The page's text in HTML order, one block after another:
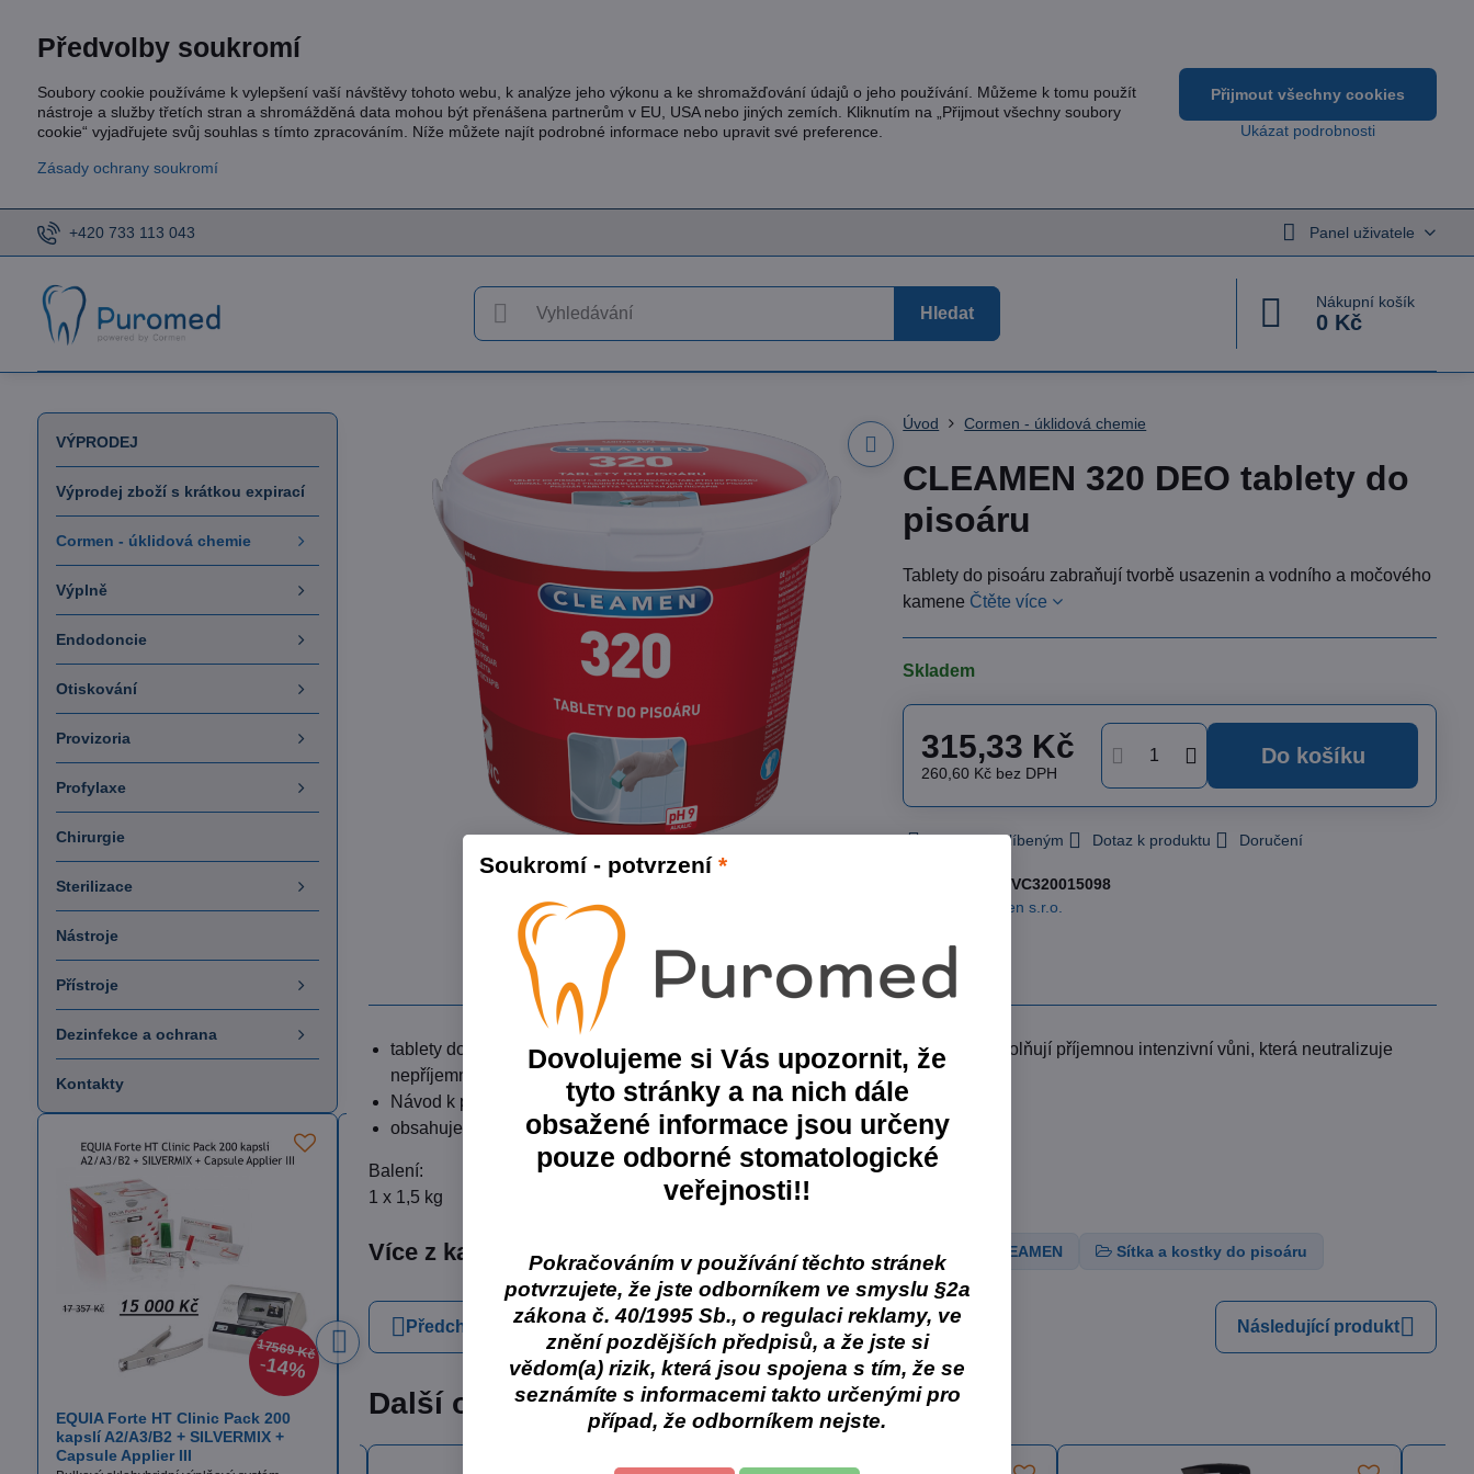
+420 733 113 043 Panel uživatele
Hledat
Nákupní košík
0 Kč
Úvod Cormen - úklidová chemie
CLEAMEN 320 DEO tablety do
pisoáru
Tablety do pisoáru zabraňují tvorbě usazenin a vodního a močového
kamene Čtěte více
Skladem
315,33 Kč
260,60 Kč bez DPH
Do košíku
Přidat k Oblíbeným Dotaz k produktu Doručení
Skladové číslo:VC320015098
Cormen s.r.o.
Popis
tablety do pisoáru zabraňují tvorbě usazenin, vodního a močového kamene a uvolňují příjemnou intenzivní vůni, která neutralizuje
nepříjemný zápach močoviny
Návod k použití: tabletu vložte do sítka a následně do pisoáru
obsahuje 48 ks
Balení:
1 x 1,5 kg
Více z kategorie Cormen s.r.o. Cormen - úklidová chemie CLEAMEN Sítka a kostky do pisoáru
Předchozí produkt Následující produkt
Další oblíbené produkty
VÝPRODEJ
Výprodej zboží s krátkou expirací
Cormen - úklidová chemie
Výplně
Endodoncie
Otiskování
Provizoria
Profylaxe
Chirurgie
Sterilizace
Nástroje
Přístroje
Dezinfekce a ochrana
Kontakty
17569 Kč
14%
EQUIA Forte HT Clinic Pack 200
kapslí A2/A3/B2 + SILVERMIX +
Capsule Applier III
Itena TotalCem
47%
Zhermack Zeta 3
Předvolby soukromí
Soubory cookie používáme k vylepšení vaší návštěvy tohoto webu, k analýze jeho výkonu a ke shromažďování údajů o jeho používání. Můžeme k tomu použít
nástroje a služby třetích stran a shromážděná data mohou být přenášena partnerům v EU, USA nebo jiných zemích. Kliknutím na „Přijmout všechny soubory
cookie“ vyjadřujete svůj souhlas s tímto zpracováním. Níže můžete najít podrobné informace nebo upravit své preference.
Zásady ochrany soukromí
Ukázat podrobnosti
Přijmout všechny cookies
Soukromí - potvrzení *
Dovolujeme si Vás upozornit, že
tyto stránky a na nich dále
obsažené informace jsou určeny
pouze odborné stomatologické
veřejnosti!!
Pokračováním v používání těchto stránek
potvrzujete, že jste odborníkem ve smyslu §2a
zákona č. 40/1995 Sb., o regulaci reklamy, ve
znění pozdějších předpisů, a že jste si
vědom(a) rizik, která jsou spojena s tím, že se
seznámíte s informacemi takto určenými pro
případ, že odborníkem nejste.